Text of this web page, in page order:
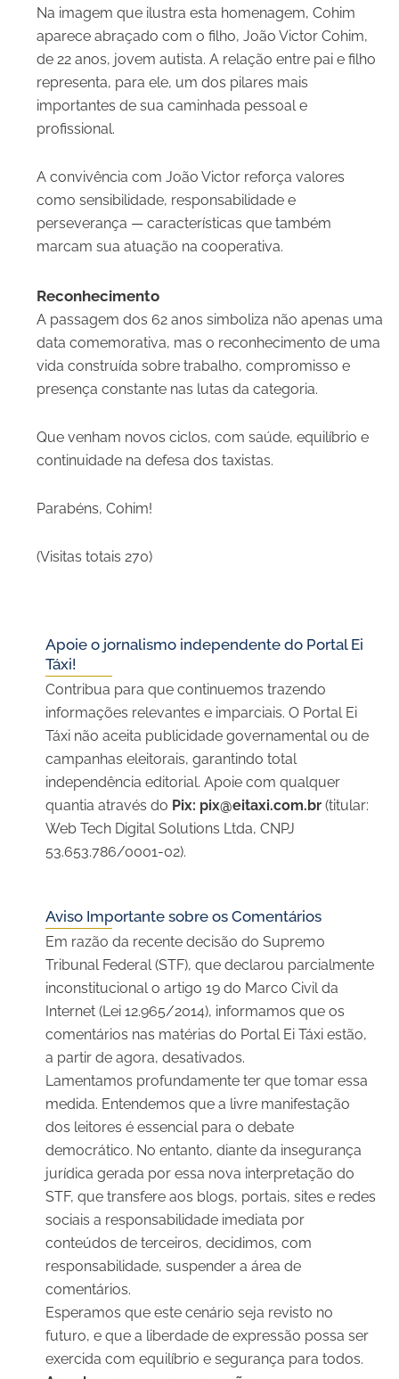
Na imagem que ilustra esta homenagem, Cohim
aparece abraçado com o filho, João Victor Cohim,
de 22 anos, jovem autista. A relação entre pai e filho
representa, para ele, um dos pilares mais
importantes de sua caminhada pessoal e
profissional.
A convivência com João Victor reforça valores
como sensibilidade, responsabilidade e
perseverança — características que também
marcam sua atuação na cooperativa.
Reconhecimento
A passagem dos 62 anos simboliza não apenas uma
data comemorativa, mas o reconhecimento de uma
vida construída sobre trabalho, compromisso e
presença constante nas lutas da categoria.
Que venham novos ciclos, com saúde, equilíbrio e
continuidade na defesa dos taxistas.
Parabéns, Cohim!
(Visitas totais 270)
Apoie o jornalismo independente do Portal Ei
Táxi!
Contribua para que continuemos trazendo
informações relevantes e imparciais. O Portal Ei
Táxi não aceita publicidade governamental ou de
campanhas eleitorais, garantindo total
independência editorial. Apoie com qualquer
quantia através do Pix: pix@eitaxi.com.br (titular:
Web Tech Digital Solutions Ltda, CNPJ
53.653.786/0001-02).
Aviso Importante sobre os Comentários
Em razão da recente decisão do Supremo
Tribunal Federal (STF), que declarou parcialmente
inconstitucional o artigo 19 do Marco Civil da
Internet (Lei 12.965/2014), informamos que os
comentários nas matérias do Portal Ei Táxi estão,
a partir de agora, desativados.
Lamentamos profundamente ter que tomar essa
medida. Entendemos que a livre manifestação
dos leitores é essencial para o debate
democrático. No entanto, diante da insegurança
jurídica gerada por essa nova interpretação do
STF, que transfere aos blogs, portais, sites e redes
sociais a responsabilidade imediata por
conteúdos de terceiros, decidimos, com
responsabilidade, suspender a área de
comentários.
Esperamos que este cenário seja revisto no
futuro, e que a liberdade de expressão possa ser
exercida com equilíbrio e segurança para todos.